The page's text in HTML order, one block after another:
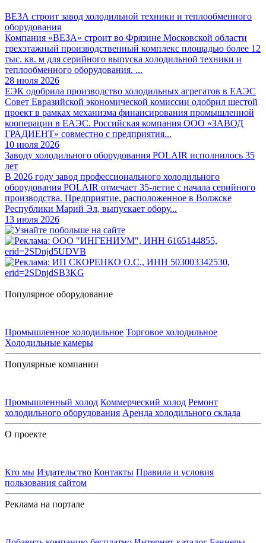
ВЕЗА строит завод холодильной техники и теплообменного
оборудования
Компания «ВЕЗА» строит во Фрязине Московской области
трехэтажный производственный комплекс площадью более 12
тыс. кв. м для серийного выпуска холодильной техники и
теплообменного оборудования. ...
28 июля 2026
ЕЭК одобрила производство холодильных агрегатов в ЕАЭС
Совет Евразийской экономической комиссии одобрил шестой
проект в рамках механизма финансирования промышленной
кооперации в ЕАЭС. Российская компания ООО «ЗАВОД
ГРАДИЕНТ» совместно с предприятия...
10 июля 2026
Заводу холодильного оборудования POLAIR исполнилось 35
лет
В 2026 году завод профессионального холодильного
оборудования POLAIR отмечает 35-летие с начала серийного
производства. Предприятие, расположенное в Волжске
Республики Марий Эл, выпускает обору...
13 июля 2026
Популярное оборудование
Промышленное холодильное Торговое холодильное
Холодильные камеры
Популярные компании
Промышленный холод Коммерческий холод Ремонт
холодильного оборудования Аренда холодильного склада
О проекте
Кто мы Издательство Контакты Правила и условия
пользования сайтом
Реклама на портале